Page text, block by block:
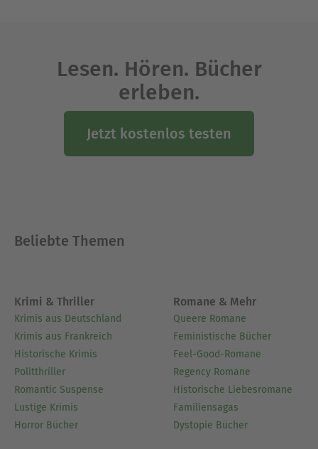
Lesen. Hören. Bücher
erleben.
Jetzt kostenlos testen
Beliebte Themen
Krimi & Thriller
Krimis aus Deutschland
Krimis aus Frankreich
Historische Krimis
Politthriller
Romantic Suspense
Lustige Krimis
Horror Bücher
Romane & Mehr
Queere Romane
Feministische Bücher
Feel-Good-Romane
Regency Romane
Historische Liebesromane
Familiensagas
Dystopie Bücher